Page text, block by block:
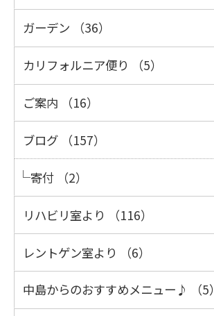
ガーデン （36）
カリフォルニア便り （5）
ご案内 （16）
ブログ （157）
寄付 （2）
リハビリ室より （116）
レントゲン室より （6）
中島からのおすすめメニュー♪ （5）